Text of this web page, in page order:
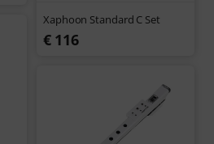
Xaphoon Standard C Set
€ 116